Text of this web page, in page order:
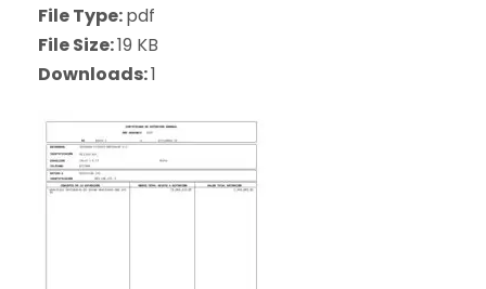
File Type:pdf
File Size:19 KB
Downloads:1